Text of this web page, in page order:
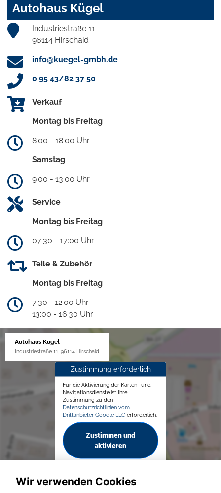
Autohaus Kügel
Industriestraße 11
96114 Hirschaid
info@kuegel-gmbh.de
0 95 43/82 37 50
Verkauf
Montag bis Freitag
8:00 - 18:00 Uhr
Samstag
9:00 - 13:00 Uhr
Service
Montag bis Freitag
07:30 - 17:00 Uhr
Teile & Zubehör
Montag bis Freitag
7:30 - 12:00 Uhr
13:00 - 16:30 Uhr
Autohaus Kügel
Industriestraße 11, 96114 Hirschaid
Zustimmung erforderlich
Für die Aktivierung der Karten- und
Navigationsdienste ist Ihre
Zustimmung zu den
Datenschutzrichtlinien vom
Drittanbieter Google LLC erforderlich.
Zustimmen und
aktivieren
Wir verwenden Cookies